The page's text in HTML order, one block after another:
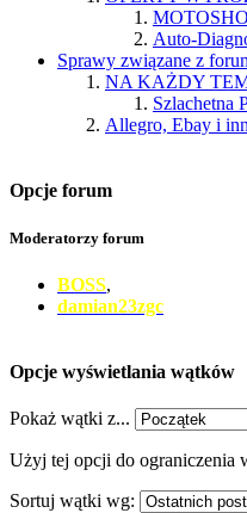
Auto-
Sprawy związane z
NA KAŻDY
Szlachetna
Allegro, Ebay i
Opcje forum
Moderatorzy forum
BOSS,
damian23zgc
Opcje wyświetlania wątków
Pokaż wątki z...
Użyj tej opcji do ograniczenia
Sortuj wątki wg: